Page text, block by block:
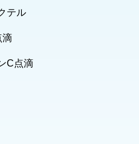
テル
滴
C点滴